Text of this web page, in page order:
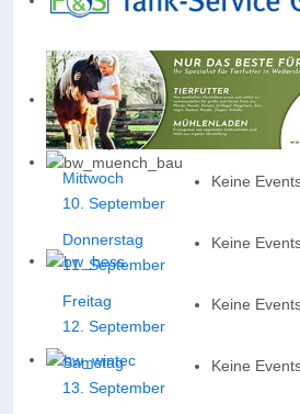
08. September 2025 - 14.
Montag
08. September
Keine
Dienstag
09. September
Keine
Mittwoch
10. September
Keine
Donnerstag
11. September
Keine
Freitag
12. September
Keine
Samstag
13. September
Keine